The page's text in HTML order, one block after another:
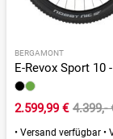
BERGAMONT
E-Revox Sport 10
2.599,99 € 4.399,-
• Versand verfügbar •